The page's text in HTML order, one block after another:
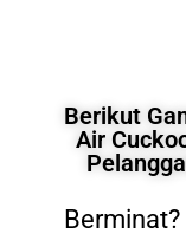
Berikut
Air